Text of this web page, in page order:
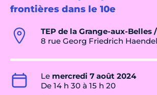
frontières dans le 10e
TEP de la Grange-aux-Belles
8 rue Georg Friedrich
Le mercredi 7 août 2024
De 14 h 30 à 15 h 20